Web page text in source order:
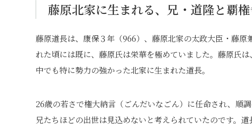
藤原北家に生まれる、兄・道隆と覇
藤原道長は、康保３年（966）、藤原北家の太政大臣・藤
れた頃には既に、藤原氏は栄華を極めていました。藤原氏
中でも特に勢力の強かった北家に生まれた道長。
26歳の若さで権大納言（ごんだいなごん）に任命され、順
兄たちほどの出世は見込めないと考えられていたのです。